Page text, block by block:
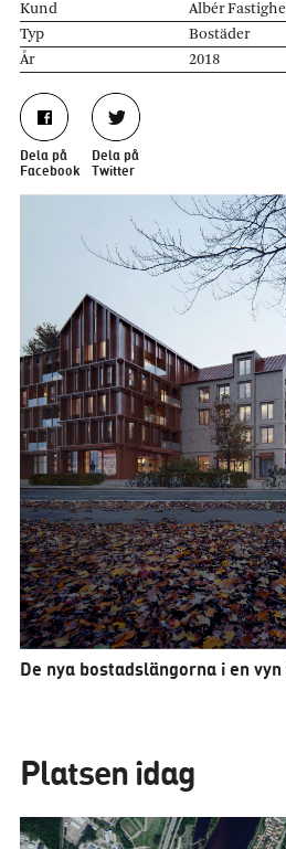
Kund
Albér
Typ
Bostäder
År
2018
Dela på
Facebook
Dela på
Twitter
De nya bostadslängorna i en
Platsen idag